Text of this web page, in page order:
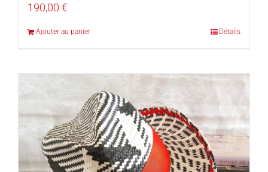
190,00 €
Ajouter au panier Détails